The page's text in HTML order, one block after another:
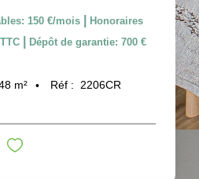
150 €/mois
Honoraires
Dépôt de garantie: 700 €
m² Réf : 2206CR